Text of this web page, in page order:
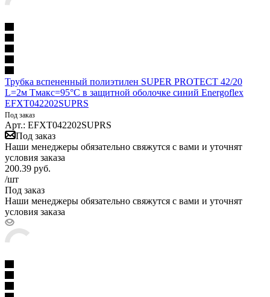
Трубка вспененный полиэтилен SUPER PROTECT 42/20
L=2м Тмакс=95°C в защитной оболочке синий Energoflex
EFXT042202SUPRS
Под заказ
Арт.: EFXT042202SUPRS
Под заказ
Наши менеджеры обязательно свяжутся с вами и уточнят
условия заказа
200.39 руб.
/шт
Под заказ
Наши менеджеры обязательно свяжутся с вами и уточнят
условия заказа